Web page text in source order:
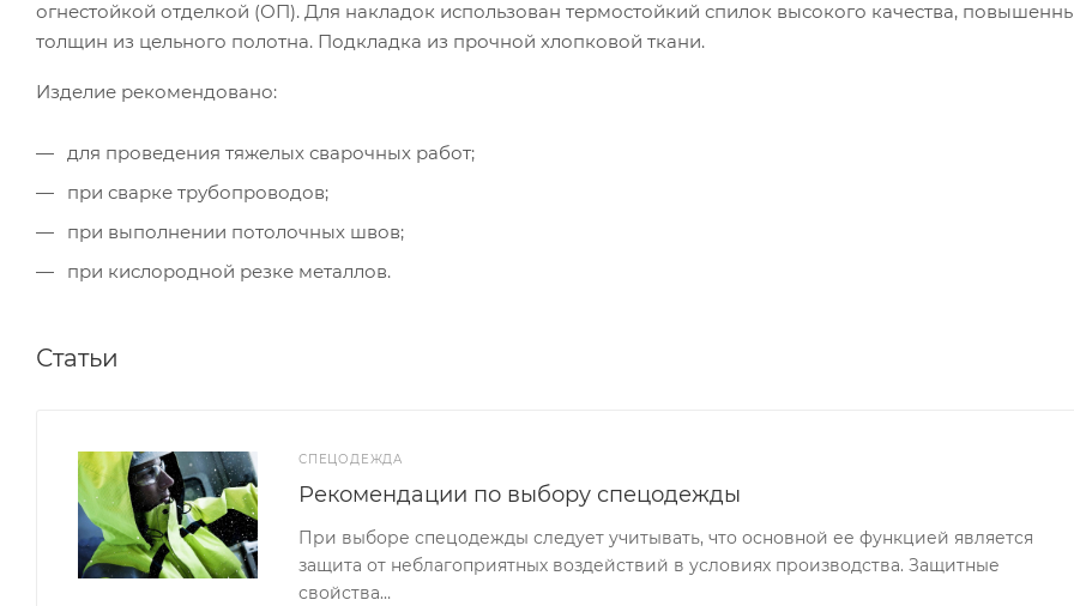
огнестойкой отделкой (ОП). Для накладок использован термостойкий спилок высокого качества,
толщин из цельного полотна. Подкладка из прочной хлопковой ткани.
Изделие рекомендовано:
для проведения тяжелых сварочных работ;
при сварке трубопроводов;
при выполнении потолочных швов;
при кислородной резке металлов.
Статьи
СПЕЦОДЕЖДА
Рекомендации по выбору спецодежды
При выборе спецодежды следует учитывать, что основной ее функцией является
защита от неблагоприятных воздействий в условиях производства. Защитные
свойства…